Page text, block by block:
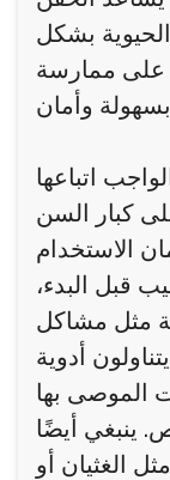
بشكل
على ممارسة
اتباعها
كبار السن
الاستخدام
قبل البدء،
مثل مشاكل
أدوية
الموصى بها
ينبغي أيضًا
الغثيان أو